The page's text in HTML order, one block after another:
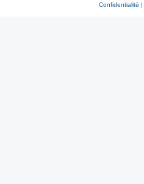
Confidentialité |